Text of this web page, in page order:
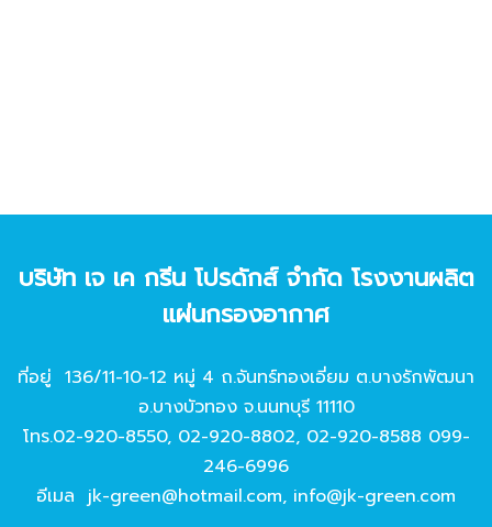
บริษัท เจ เค กรีน โปรดักส์ จํากัด โรงงานผลิต
แผ่นกรองอากาศ
ที่อยู่ 136/11-10-12 หมู่ 4 ถ.จันทร์ทองเอี่ยม ต.บางรักพัฒนา
อ.บางบัวทอง จ.นนทบุรี 11110
โทร.02-920-8550, 02-920-8802, 02-920-8588 099-
246-6996
อีเมล jk-green@hotmail.com, info@jk-green.com